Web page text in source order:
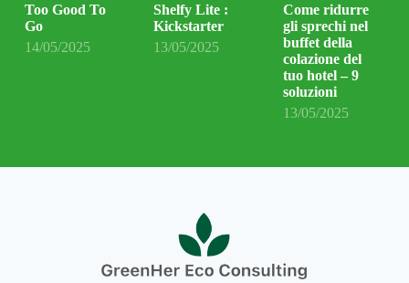
Too Good To
Go
14/05/2025
Shelfy Lite :
Kickstarter
13/05/2025
Come ridurre
gli sprechi nel
buffet della
colazione del
tuo hotel – 9
soluzioni
13/05/2025